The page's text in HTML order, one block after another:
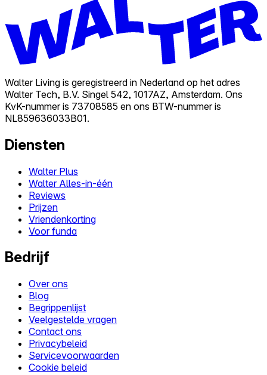
Walter Living is geregistreerd in Nederland op het adres
Walter Tech, B.V. Singel 542, 1017AZ, Amsterdam. Ons
KvK-nummer is 73708585 en ons BTW-nummer is
NL859636033B01.
Diensten
Walter Plus
Walter Alles-in-één
Reviews
Prijzen
Vriendenkorting
Voor funda
Bedrijf
Over ons
Blog
Begrippenlijst
Veelgestelde vragen
Contact ons
Privacybeleid
Servicevoorwaarden
Cookie beleid